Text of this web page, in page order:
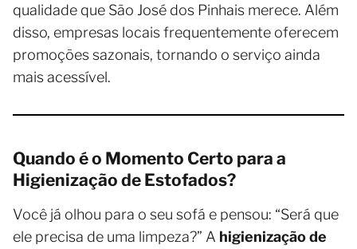
qualidade que São José dos Pinhais merece. Além
disso, empresas locais frequentemente oferecem
promoções sazonais, tornando o serviço ainda
mais acessível.
Quando é o Momento Certo para a
Higienização de Estofados?
Você já olhou para o seu sofá e pensou: “Será que
ele precisa de uma limpeza?” A higienização de